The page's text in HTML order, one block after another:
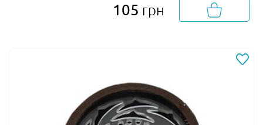
105 грн